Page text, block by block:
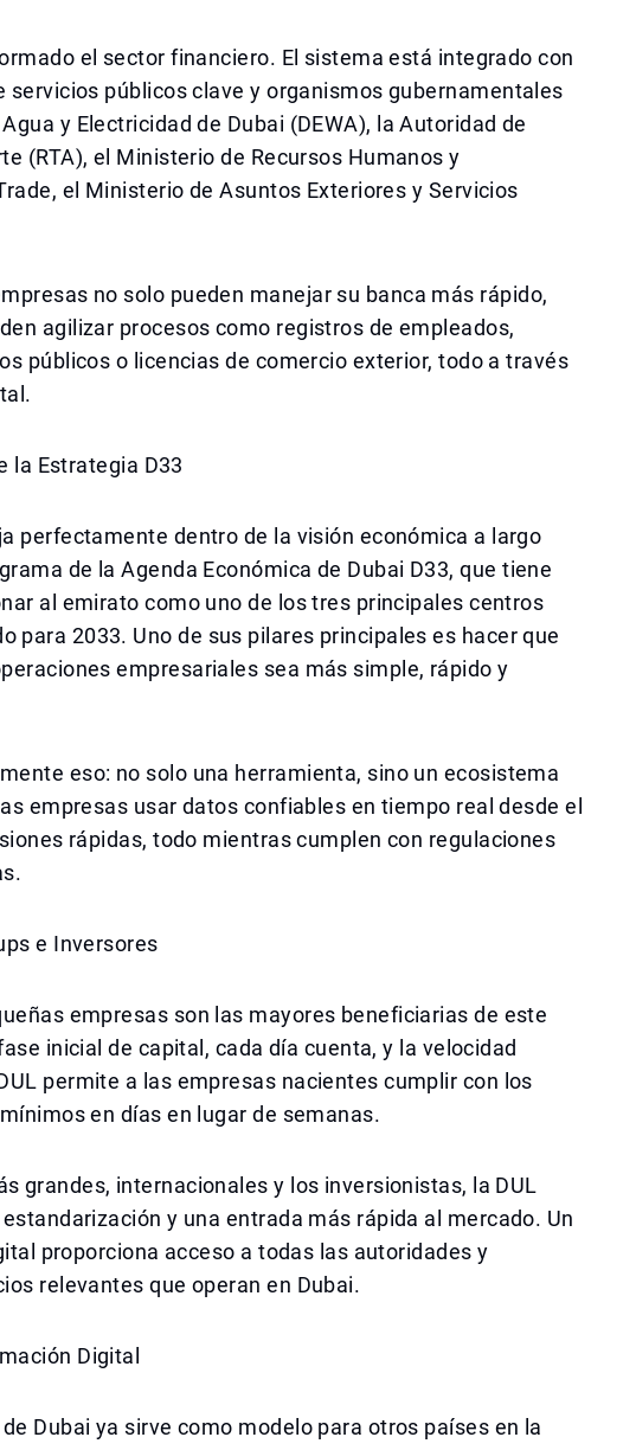
el sector financiero. El sistema está integrado con
servicios públicos clave y organismos gubernamentales
y Electricidad de Dubai (DEWA), la Autoridad de
(RTA), el Ministerio de Recursos Humanos y
el Ministerio de Asuntos Exteriores y Servicios
no solo pueden manejar su banca más rápido,
agilizar procesos como registros de empleados,
públicos o licencias de comercio exterior, todo a través
la Estrategia D33
perfectamente dentro de la visión económica a largo
de la Agenda Económica de Dubai D33, que tiene
al emirato como uno de los tres principales centros
para 2033. Uno de sus pilares principales es hacer que
empresariales sea más simple, rápido y
eso: no solo una herramienta, sino un ecosistema
empresas usar datos confiables en tiempo real desde el
rápidas, todo mientras cumplen con regulaciones
e Inversores
empresas son las mayores beneficiarias de este
inicial de capital, cada día cuenta, y la velocidad
permite a las empresas nacientes cumplir con los
en días en lugar de semanas.
grandes, internacionales y los inversionistas, la DUL
y una entrada más rápida al mercado. Un
proporciona acceso a todas las autoridades y
relevantes que operan en Dubai.
Digital
Dubai ya sirve como modelo para otros países en la